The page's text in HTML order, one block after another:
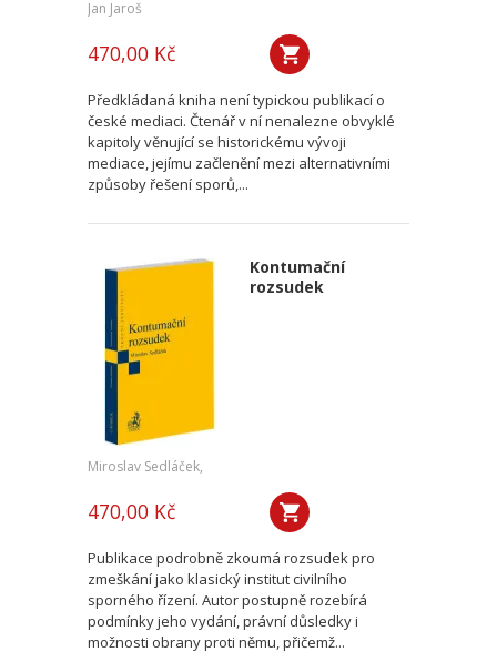
Jan Jaroš
470,00 Kč
Předkládaná kniha není typickou publikací o
české mediaci. Čtenář v ní nenalezne obvyklé
kapitoly věnující se historickému vývoji
mediace, jejímu začlenění mezi alternativními
způsoby řešení sporů,...
Kontumační
rozsudek
Miroslav Sedláček,
470,00 Kč
Publikace podrobně zkoumá rozsudek pro
zmeškání jako klasický institut civilního
sporného řízení. Autor postupně rozebírá
podmínky jeho vydání, právní důsledky i
možnosti obrany proti němu, přičemž...